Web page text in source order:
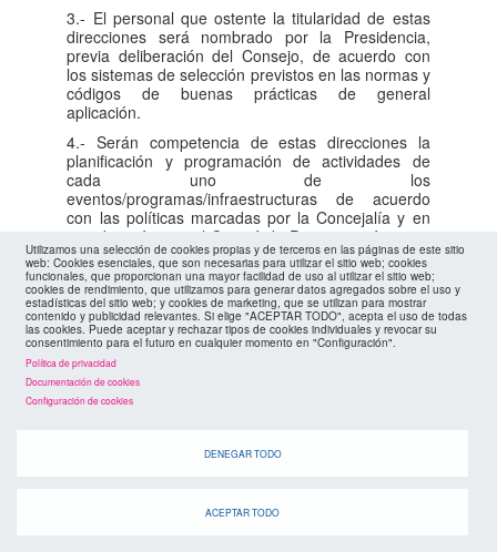
3.- El personal que ostente la titularidad de estas
direcciones será nombrado por la Presidencia,
previa deliberación del Consejo, de acuerdo con
los sistemas de selección previstos en las normas y
códigos de buenas prácticas de general
aplicación.
4.- Serán competencia de estas direcciones la
planificación y programación de actividades de
cada uno de los
eventos/programas/infraestructuras de acuerdo
con las políticas marcadas por la Concejalía y en
coordinación con el Comité de Programación o, en
su defecto, con las direcciones del resto de las
estructuras, y aquellas que se determinen en el
momento de su creación, pudiendo ostentar
competencias delegadas por los órganos de
gobierno o de dirección en su ámbito de
responsabilidad.
Artículo 18. Incompatibilidades del personal de
Las personas titulares de puestos de dirección
Utilizamos una selección de cookies propias y de terceros en las páginas de este sitio
web: Cookies esenciales, que son necesarias para utilizar el sitio web; cookies
funcionales, que proporcionan una mayor facilidad de uso al utilizar el sitio web;
cookies de rendimiento, que utilizamos para generar datos agregados sobre el uso y
estadísticas del sitio web; y cookies de marketing, que se utilizan para mostrar
contenido y publicidad relevantes. Si elige "ACEPTAR TODO", acepta el uso de todas
las cookies. Puede aceptar y rechazar tipos de cookies individuales y revocar su
consentimiento para el futuro en cualquier momento en "Configuración".
Política de privacidad
Documentación de cookies
Configuración de cookies
DENEGAR TODO
ACEPTAR TODO